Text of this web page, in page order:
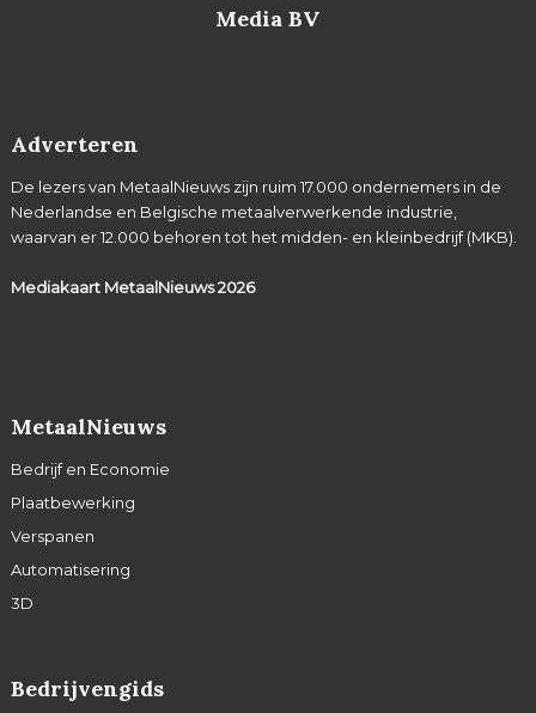
Media BV
Adverteren
De lezers van MetaalNieuws zijn ruim 17.000 ondernemers in de
Nederlandse en Belgische metaalverwerkende industrie,
waarvan er 12.000 behoren tot het midden- en kleinbedrijf (MKB).
Mediakaart MetaalNieuws2026
MetaalNieuws
Bedrijf en Economie
Plaatbewerking
Verspanen
Automatisering
3D
Bedrijvengids